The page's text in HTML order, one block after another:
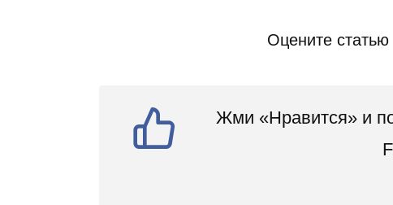
Оцените статью
Жми «Нравится» и